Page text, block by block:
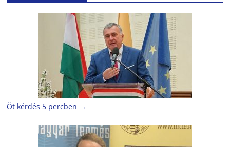
Öt kérdés 5 percben →